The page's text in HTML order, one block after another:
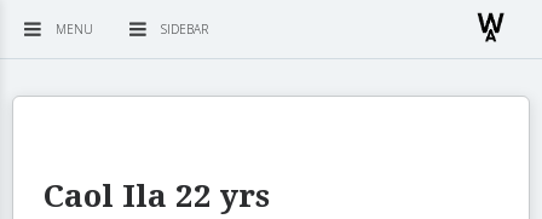
MENU SIDEBAR
Caol Ila 22 yrs